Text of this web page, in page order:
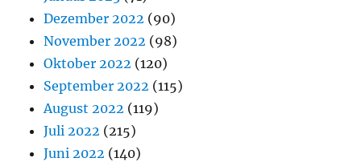
Dezember 2022 (90)
November 2022 (98)
Oktober 2022 (120)
September 2022 (115)
August 2022 (119)
Juli 2022 (215)
Juni 2022 (140)